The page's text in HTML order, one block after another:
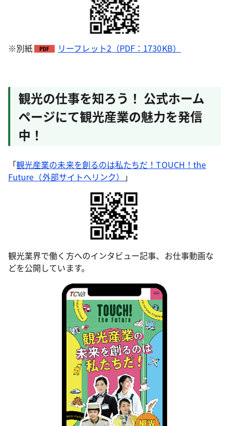
※別紙 リーフレット2（PDF：1730KB）
観光の仕事を知ろう！ 公式ホーム
ページにて観光産業の魅力を発信
中！
「観光産業の未来を創るのは私たちだ！TOUCH！the
Future（外部サイトへリンク）
」
観光業界で働く方へのインタビュー記事、お仕事動画な
どを公開しています。